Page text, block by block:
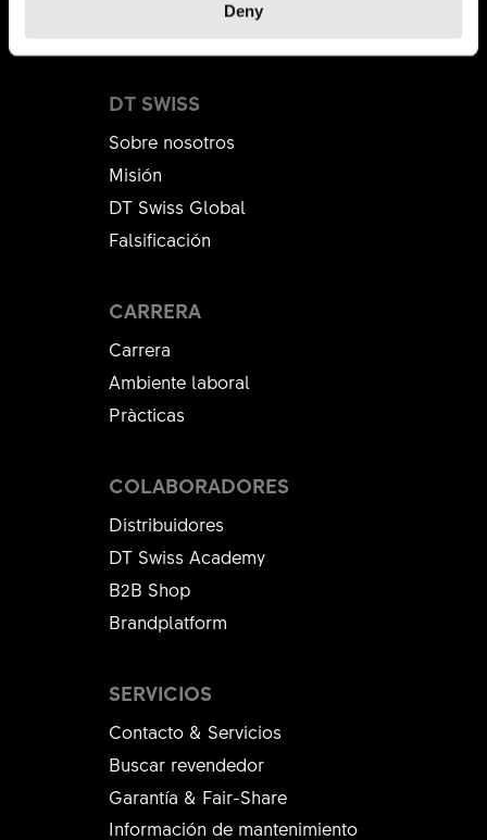
Deny
DT SWISS
Sobre nosotros
Misión
DT Swiss Global
Falsificación
CARRERA
Carrera
Ambiente laboral
Pràcticas
SERVICIOS
Contacto & Servicios
Buscar revendedor
Garantía & Fair-Share
Información de mantenimiento
COLABORADORES
Distribuidores
DT Swiss Academy
B2B Shop
Brandplatform